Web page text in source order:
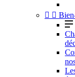
 